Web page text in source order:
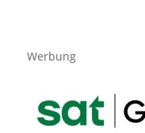
Werbung